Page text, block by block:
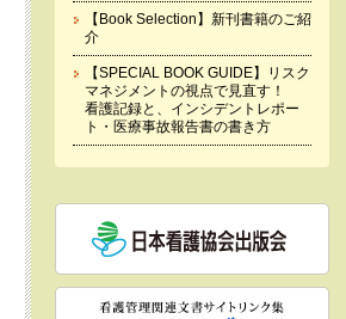
【Book Selection】新刊書籍のご紹
介
【SPECIAL BOOK GUIDE】リスク
マネジメントの視点で見直す！
看護記録と、インシデントレポー
ト・医療事故報告書の書き方